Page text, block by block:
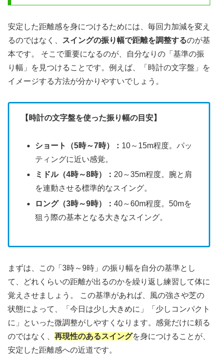
安定した距離感を身につけるためには、毎回力加減を変え
るのではなく、
スイングの振り幅で距離を調整するのが基
本です。 そこで重要になるのが、自分なりの「基準の振
り幅」を見つけることです。例えば、「時計の文字盤」を
イメージする方法が分かりやすいでしょう。
【時計の文字盤を使った振り幅の目安】
ショート（5時～7時）： 10～15m程度。パッ
ティングに近い感覚。
ミドル（4時～8時）： 20～35m程度。腕と肩
を連動させる標準的なスイング。
ロング（3時～9時）：40～60m程度。50mを
狙う際の基本となる大きなスイング。
まずは、この「3時～9時」の振り幅を自分の基準とし
て、どれくらいの距離が出るのかを繰り返し練習して体に
覚えさせましょう。 この基準があれば、風の強さや芝の
状態によって、「今日は少し大きめに」「少しコンパクト
に」といった微調整がしやすくなります。感覚だけに頼る
のではなく、 再現性のあるスイングを身につけることが、
安定した距離感への近道です。